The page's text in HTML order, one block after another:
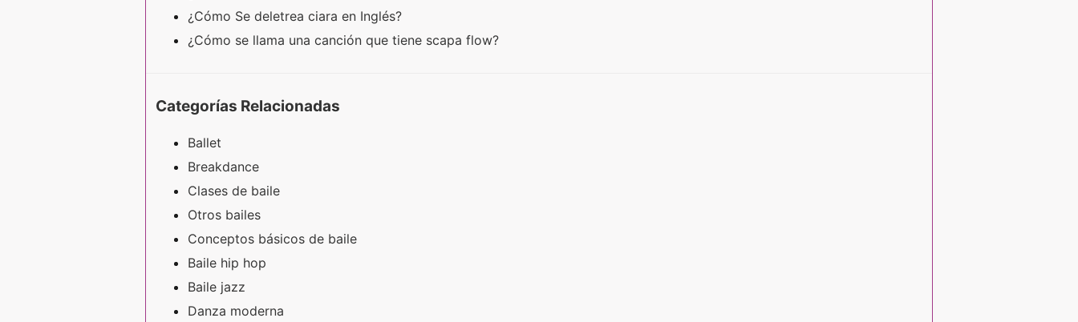
¿Cómo Se deletrea ciara en Inglés?
¿Cómo se llama una canción que tiene scapa flow?
Categorías Relacionadas
Ballet
Breakdance
Clases de baile
Otros bailes
Conceptos básicos de baile
Baile hip hop
Baile jazz
Danza moderna